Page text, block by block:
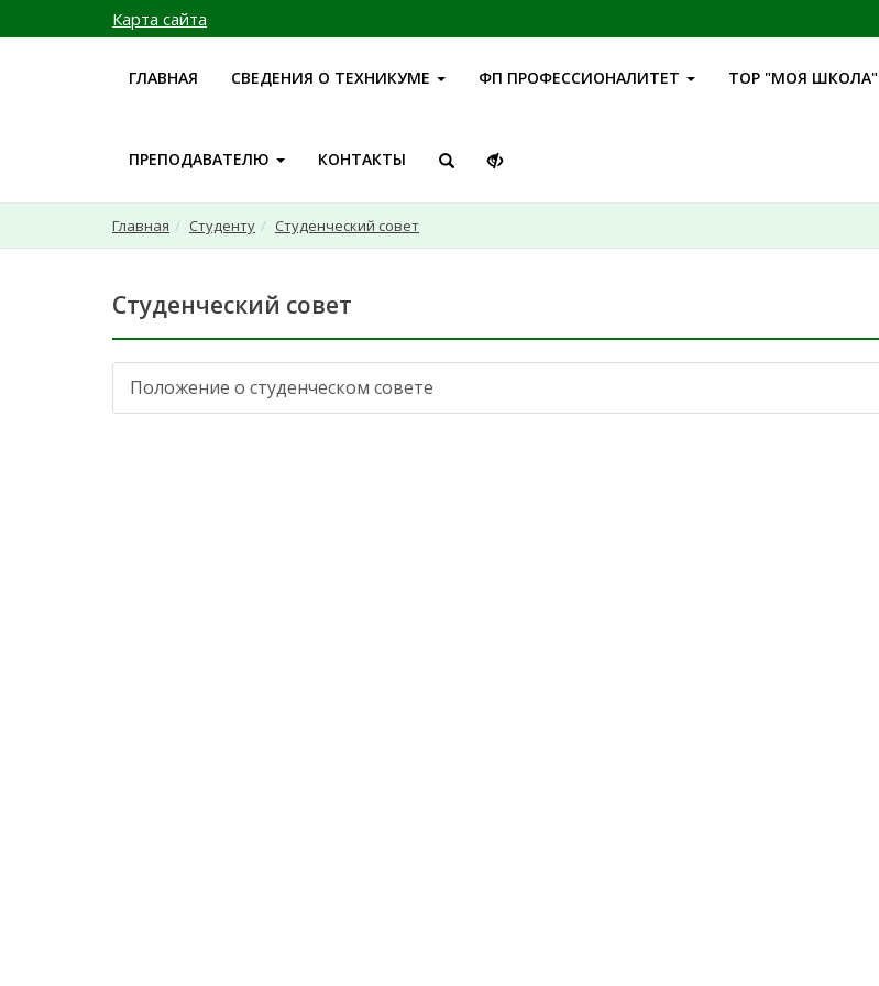
Карта сайта
ГЛАВНАЯ СВЕДЕНИЯ О ТЕХНИКУМЕ ФП ПРОФЕССИОНАЛИТЕТ ТОР "МОЯ ШКОЛА"
ПРЕПОДАВАТЕЛЮ КОНТАКТЫ
Главная Студенту Студенческий совет
Студенческий совет
Положение о студенческом совете